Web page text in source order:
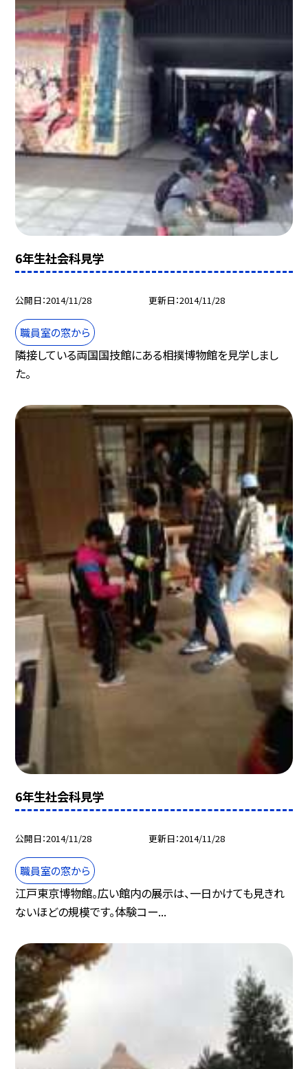
6年生社会科見学
公開日 2014/11/28 更新日 2014/11/28
職員室の窓から
隣接している両国国技館にある相撲博物館を見学しまし
た。
6年生社会科見学
公開日 2014/11/28 更新日 2014/11/28
職員室の窓から
江戸東京博物館。広い館内の展示は、一日かけても見きれ
ないほどの規模です。体験コー...